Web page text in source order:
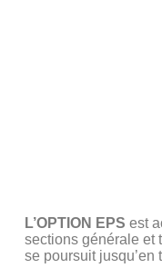
L’OPTION EPS est
sections générale et
se poursuit jusqu’en